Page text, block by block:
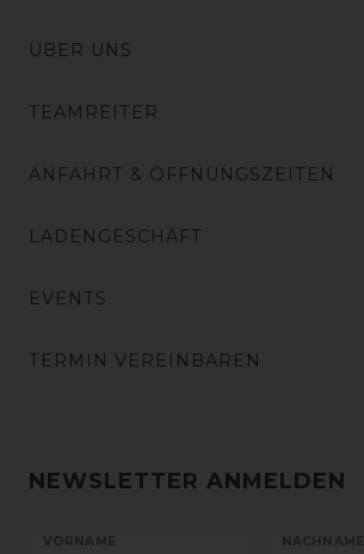
ÜBER UNS
TEAMREITER
ANFAHRT & ÖFFNUNGSZEITEN
LADENGESCHÄFT
EVENTS
TERMIN VEREINBAREN
NEWSLETTER ANMELDEN
VORNAME NACHNAME